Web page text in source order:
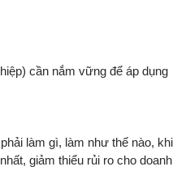
cần nắm vững để áp dụng
làm gì, làm như thế nào, khi
giảm thiểu rủi ro cho doanh